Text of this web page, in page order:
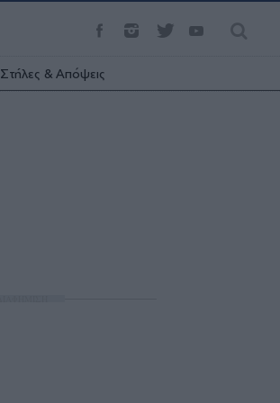
Στήλες & Απόψεις